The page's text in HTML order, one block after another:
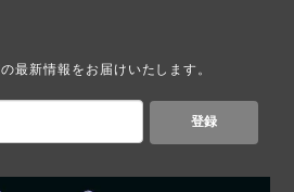
最新情報をお届けいたします。
登録